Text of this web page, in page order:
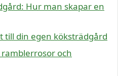
Hur man skapar en
till din egen köksträdgård
och